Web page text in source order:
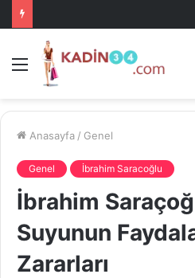
Menü
Anasayfa / Genel
Genel İbrahim Saracoğlu
İbrahim
Suyunun
Zararları